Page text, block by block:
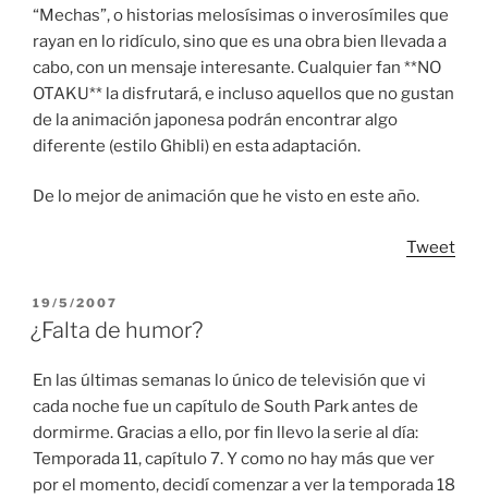
“Mechas”, o historias melosísimas o inverosímiles que
rayan en lo ridículo, sino que es una obra bien llevada a
cabo, con un mensaje interesante. Cualquier fan **NO
OTAKU** la disfrutará, e incluso aquellos que no gustan
de la animación japonesa podrán encontrar algo
diferente (estilo Ghibli) en esta adaptación.
De lo mejor de animación que he visto en este año.
Tweet
POSTED
ON
19/5/2007
¿Falta de humor?
En las últimas semanas lo único de televisión que vi
cada noche fue un capítulo de South Park antes de
dormirme. Gracias a ello, por fin llevo la serie al día:
Temporada 11, capítulo 7. Y como no hay más que ver
por el momento, decidí comenzar a ver la temporada 18